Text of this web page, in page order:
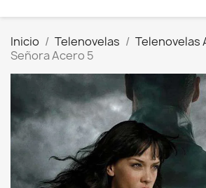
Inicio Telenovelas
Telenovelas
Señora Acero 5